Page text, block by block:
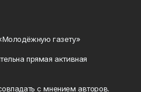
газету»
прямая активная
с мнением авторов.